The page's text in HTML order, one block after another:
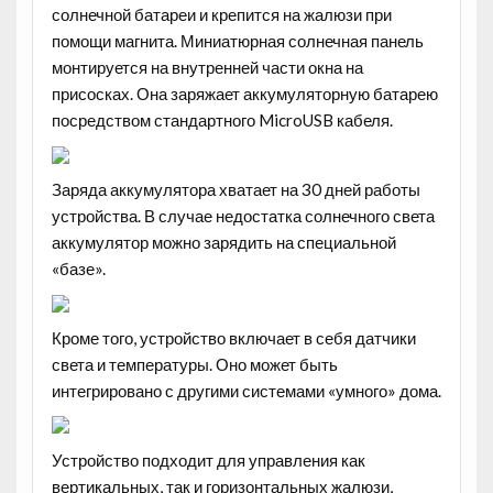
солнечной батареи и крепится на жалюзи при
помощи магнита. Миниатюрная солнечная панель
монтируется на внутренней части окна на
присосках. Она заряжает аккумуляторную батарею
посредством стандартного MicroUSB кабеля.
Заряда аккумулятора хватает на 30 дней работы
устройства. В случае недостатка солнечного света
аккумулятор можно зарядить на специальной
«базе».
Кроме того, устройство включает в себя датчики
света и температуры. Оно может быть
интегрировано с другими системами «умного» дома.
Устройство подходит для управления как
вертикальных, так и горизонтальных жалюзи,